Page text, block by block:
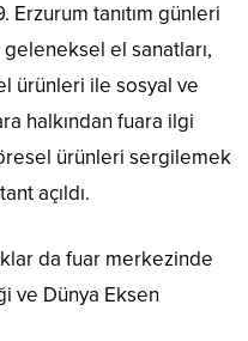
tanıtım günleri
el sanatları,
ürünleri ile sosyal ve
halkından fuara ilgi
ürünleri sergilemek
açıldı.
da fuar merkezinde
ve Dünya Eksen